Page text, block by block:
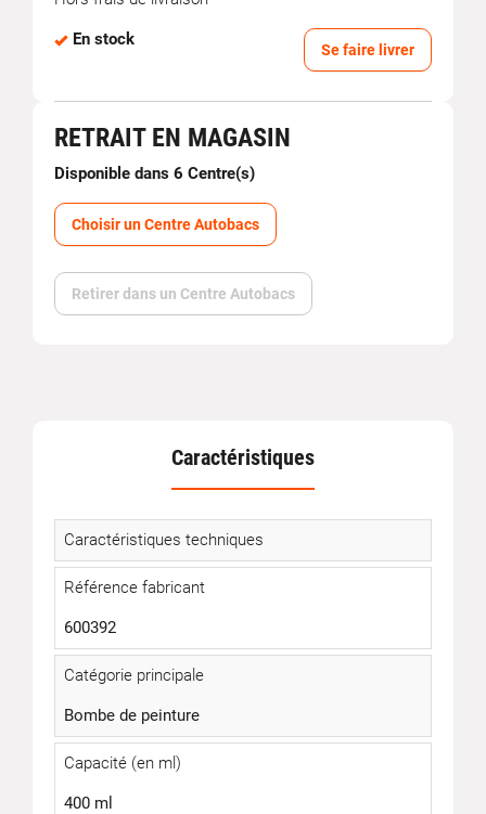
En stock
Se faire livrer
RETRAIT EN MAGASIN
Disponible dans 6 Centre(s)
Choisir un Centre Autobacs
Retirer dans un Centre Autobacs
Caractéristiques
Caractéristiques techniques
Référence fabricant
600392
Catégorie principale
Bombe de peinture
Capacité (en ml)
400 ml